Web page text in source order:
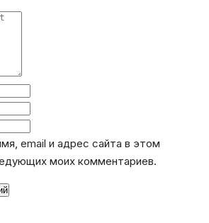
email и адрес сайта в этом
моих комментариев.